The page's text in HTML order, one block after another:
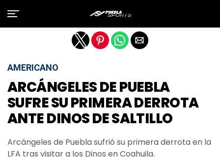
AMERICANO
ARCÁNGELES DE PUEBLA
SUFRE SU PRIMERA DERROTA
ANTE DINOS DE SALTILLO
Arcángeles de Puebla sufrió su primera derrota en la
LFA tras visitar a los Dinos en Coahuila.
Salir de la versión móvil